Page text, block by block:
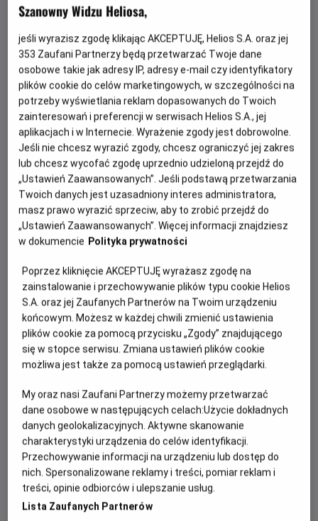
wyjątkową podróż przez historię filmu. W ramach
wakacyjną odsłonę pod hasłem„Legendy Warner
Bros.”.W lipcu i sierpniu na ekranach kin Helios zagości
sześć ponadczasowych produkcji, które na stałe
zapisały się w historii światowej kinematografii.
To niepowtarzalna okazja, by ponownie przeżyć emocje
towarzyszące kultowym seansom lub odkryć je po raz
pierwszy w najlepszym możliwym wydaniu – na wielkim
kinowym ekranie. Co więcej, część prezentowanych
tytułów nigdy wcześniej nie była szeroko dostępna w
polskich kinach, dlatego dla wielu widzów będzie to
pierwsza szansa, aby zobaczyć je właśnie w kinie. W
repertuarze wakacyjnego cyklu „Legendy Warner Bros.”
znalazły się:
18 lipca – „Casablanca”
25 lipca – „Wejście smoka”
1 sierpnia – „Lśnienie”
8 sierpnia – „Łowca androidów”
15 sierpnia – „Bodyguard”
Romantyczna klasyka, widowiskowe kino sztuk walki,
mistrzowski horror, przełomowe science fiction,
niezapomniany melodramat i jeden z najwyżej
ocenianych filmów wszech czasów – każdy z tych
tytułów na trwałe wpłynął na rozwój kina i zdobył
status legendy.
Szanowny Widzu Heliosa,
jeśli wyrazisz zgodę klikając AKCEPTUJĘ, Helios S.A. oraz jej
353 Zaufani Partnerzy będą przetwarzać Twoje dane
osobowe takie jak adresy IP, adresy e-mail czy identyfikatory
plików cookie do celów marketingowych, w szczególności na
potrzeby wyświetlania reklam dopasowanych do Twoich
zainteresowań i preferencji w serwisach Helios S.A., jej
aplikacjach i w Internecie. Wyrażenie zgody jest dobrowolne.
Jeśli nie chcesz wyrazić zgody, chcesz ograniczyć jej zakres
lub chcesz wycofać zgodę uprzednio udzieloną przejdź do
„Ustawień Zaawansowanych”. Jeśli podstawą przetwarzania
Twoich danych jest uzasadniony interes administratora,
masz prawo wyrazić sprzeciw, aby to zrobić przejdź do
„Ustawień Zaawansowanych”. Więcej informacji znajdziesz
w dokumencie Polityka prywatności
Poprzez kliknięcie AKCEPTUJĘ wyrażasz zgodę na
zainstalowanie i przechowywanie plików typu cookie Helios
S.A. oraz jej Zaufanych Partnerów na Twoim urządzeniu
końcowym. Możesz w każdej chwili zmienić ustawienia
plików cookie za pomocą przycisku „Zgody” znajdującego
się w stopce serwisu. Zmiana ustawień plików cookie
możliwa jest także za pomocą ustawień przeglądarki.
My oraz nasi Zaufani Partnerzy możemy przetwarzać
dane osobowe w następujących celach:Użycie dokładnych
danych geolokalizacyjnych. Aktywne skanowanie
charakterystyki urządzenia do celów identyfikacji.
Przechowywanie informacji na urządzeniu lub dostęp do
nich. Spersonalizowane reklamy i treści, pomiar reklam i
treści, opinie odbiorców i ulepszanie usług.
Lista Zaufanych Partnerów